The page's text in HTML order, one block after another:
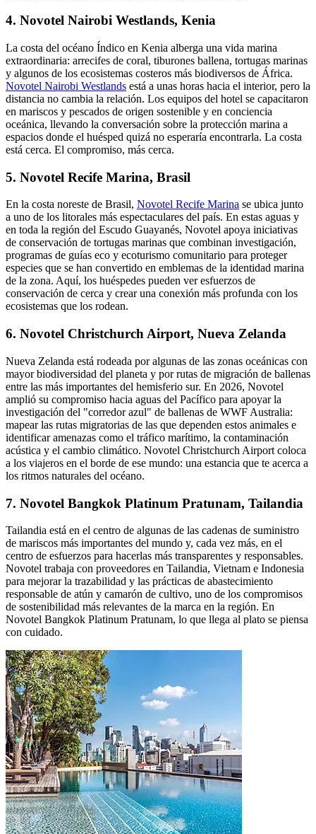
4. Novotel Nairobi Westlands, Kenia
La costa del océano Índico en Kenia alberga una vida marina
extraordinaria: arrecifes de coral, tiburones ballena, tortugas marinas
y algunos de los ecosistemas costeros más biodiversos de África.
Novotel Nairobi Westlands está a unas horas hacia el interior, pero la
distancia no cambia la relación. Los equipos del hotel se capacitaron
en mariscos y pescados de origen sostenible y en conciencia
oceánica, llevando la conversación sobre la protección marina a
espacios donde el huésped quizá no esperaría encontrarla. La costa
está cerca. El compromiso, más cerca.
5. Novotel Recife Marina, Brasil
En la costa noreste de Brasil, Novotel Recife Marina se ubica junto
a uno de los litorales más espectaculares del país. En estas aguas y
en toda la región del Escudo Guayanés, Novotel apoya iniciativas
de conservación de tortugas marinas que combinan investigación,
programas de guías eco y ecoturismo comunitario para proteger
especies que se han convertido en emblemas de la identidad marina
de la zona. Aquí, los huéspedes pueden ver esfuerzos de
conservación de cerca y crear una conexión más profunda con los
ecosistemas que los rodean.
6. Novotel Christchurch Airport, Nueva Zelanda
Nueva Zelanda está rodeada por algunas de las zonas oceánicas con
mayor biodiversidad del planeta y por rutas de migración de ballenas
entre las más importantes del hemisferio sur. En 2026, Novotel
amplió su compromiso hacia aguas del Pacífico para apoyar la
investigación del "corredor azul" de ballenas de WWF Australia:
mapear las rutas migratorias de las que dependen estos animales e
identificar amenazas como el tráfico marítimo, la contaminación
acústica y el cambio climático. Novotel Christchurch Airport coloca
a los viajeros en el borde de ese mundo: una estancia que te acerca a
los ritmos naturales del océano.
7. Novotel Bangkok Platinum Pratunam, Tailandia
Tailandia está en el centro de algunas de las cadenas de suministro
de mariscos más importantes del mundo y, cada vez más, en el
centro de esfuerzos para hacerlas más transparentes y responsables.
Novotel trabaja con proveedores en Tailandia, Vietnam e Indonesia
para mejorar la trazabilidad y las prácticas de abastecimiento
responsable de atún y camarón de cultivo, uno de los compromisos
de sostenibilidad más relevantes de la marca en la región. En
Novotel Bangkok Platinum Pratunam, lo que llega al plato se piensa
con cuidado.